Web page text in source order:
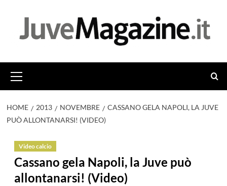
principale
HOME 2013 NOVEMBRE
CASSANO GELA NAPOLI, LA JUVE
PUÒ ALLONTANARSI! (VIDEO)
Video calcio
Cassano gela Napoli, la Juve può
allontanarsi! (Video)